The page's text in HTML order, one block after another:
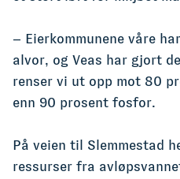
– Eierkommunene våre
alvor, og Veas har gjort
renser vi ut opp mot 80
enn 90 prosent fosfor.
På veien til Slemmestad
ressurser fra